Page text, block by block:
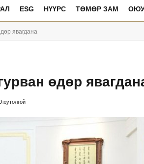
ESG НҮҮРС ТӨМӨР ЗАМ
явагдана
өдөр